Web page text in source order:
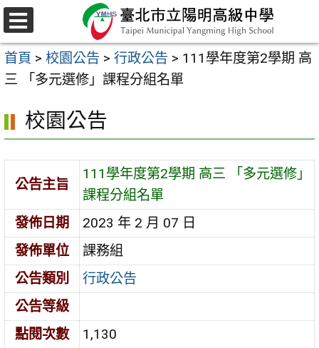
跳
至
主
要
容
區
選
單
首頁 > 校園公告 > 行政公告 > 111學年度第2學期 高
三 「多元選修」課程分組名單
校園公告
公告主旨
111學年度第2學期 高三 「多元選修」
課程分組名單
發佈日期
2023 年 2 月 07 日
發佈單位
課務組
公告類別
行政公告
公告等級
點閱次數
1,130